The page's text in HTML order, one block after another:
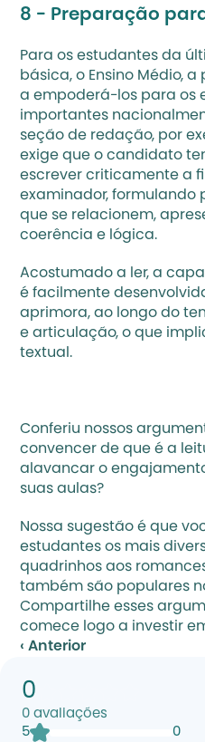
8 - Preparação
Para os estudantes da
básica, o Ensino Médio, a
a empoderá-los para os
importantes
seção de redação, por
exige que o candidato
escrever criticamente a
examinador, formulando
que se relacionem,
coerência e lógica.
Acostumado a ler, a
é facilmente
aprimora, ao longo do
e articulação, o que
textual.
Conferiu nossos
convencer de que é a
alavancar o
suas aulas?
Nossa sugestão é que
estudantes os mais
quadrinhos aos
também são populares
Compartilhe esses
comece logo a investir
‹ Anterior
0
0 avaliações
5
0